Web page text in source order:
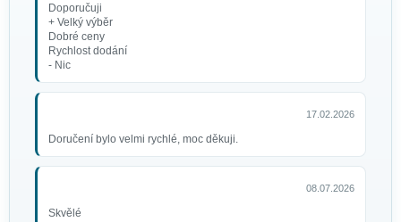
Doporučuji
+ Velký výběr
Dobré ceny
Rychlost dodání
- Nic
17.02.2026
Doručení bylo velmi rychlé, moc děkuji.
08.07.2026
Skvělé